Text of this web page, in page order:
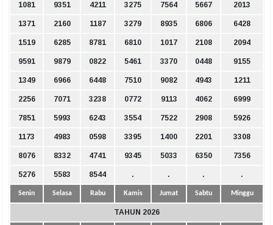
1081 9351 4211 3275 7564 5667 2013
1371 2160 1187 3279 8935 6806 6428
1519 6285 8781 6810 1017 2108 2094
9591 9879 0822 5461 3370 0448 9155
1349 6966 6448 7510 9082 4943 1211
2256 7071 3238 0772 9113 4062 6999
7851 5993 6243 3554 7522 2908 5926
1173 4983 0598 3395 1400 2201 3308
8076 8332 4741 9345 5033 6350 7356
5276 5583 8544 . . . .
Senin Selasa Rabu Kamis Jumat Sabtu Minggu
TAHUN 2026